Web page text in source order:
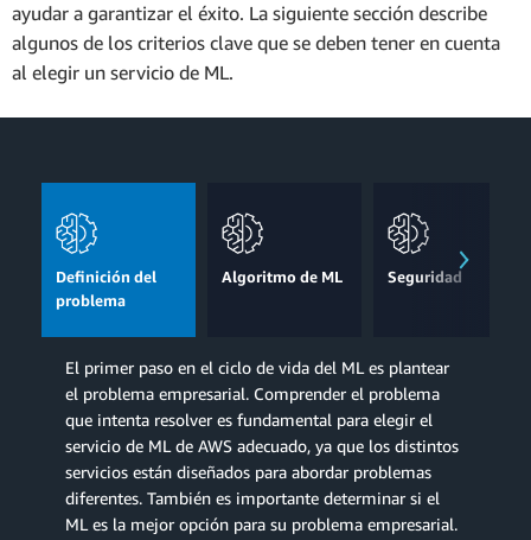
ayudar a garantizar el éxito. La siguiente sección describe
algunos de los criterios clave que se deben tener en cuenta
al elegir un servicio de ML.
Definición del
problema
Algoritmo de ML Seguridad
El primer paso en el ciclo de vida del ML es plantear
el problema empresarial. Comprender el problema
que intenta resolver es fundamental para elegir el
servicio de ML de AWS adecuado, ya que los distintos
servicios están diseñados para abordar problemas
diferentes. También es importante determinar si el
ML es la mejor opción para su problema empresarial.